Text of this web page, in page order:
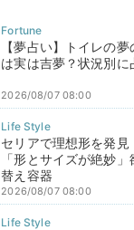
【夢占い】トイレの
は実は吉夢？状況別に
2026/08/07 08:00
セリアで理想形を発見
「形とサイズが絶妙
替え容器
2026/08/07 08:00